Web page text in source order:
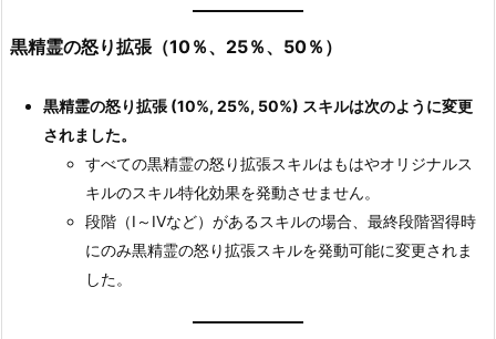
黒精霊の怒り拡張（10％、25％、50％）
黒精霊の怒り拡張 (10%, 25%, 50%) スキルは次のように変更
されました。
すべての黒精霊の怒り拡張スキルはもはやオリジナルス
キルのスキル特化効果を発動させません。
段階（I～IVなど）があるスキルの場合、最終段階習得時
にのみ黒精霊の怒り拡張スキルを発動可能に変更されま
した。